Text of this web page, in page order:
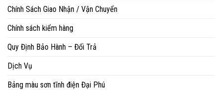
Chính Sách Giao Nhận / Vận Chuyển
Chính sách kiểm hàng
Quy Định Bảo Hành – Đổi Trả
Dịch Vụ
Bảng màu sơn tĩnh điện Đại Phú